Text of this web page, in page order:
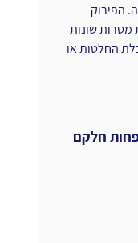
הפירוק
מטרות שונות
החלטות או
חלקם